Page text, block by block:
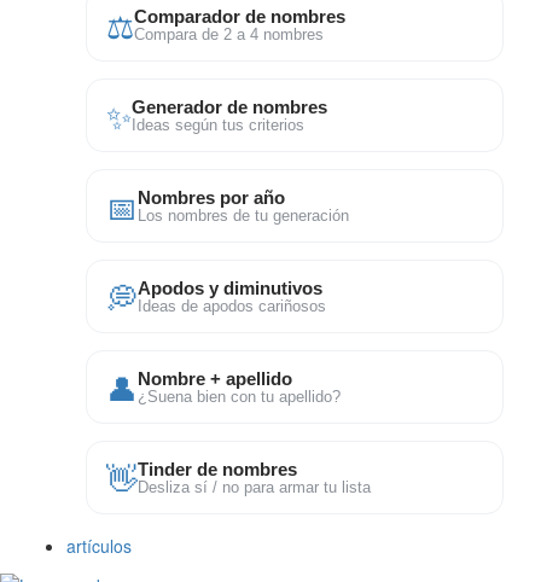
⚖Comparador de nombres
Compara de 2 a 4 nombres
✨Generador de nombres
Ideas según tus criterios
📅 Nombres por año
Los nombres de tu generación
💭Apodos y diminutivos
Ideas de apodos cariñosos
👤 Nombre + apellido
¿Suena bien con tu apellido?
👋Tinder de nombres
Desliza sí / no para armar tu lista
artículos